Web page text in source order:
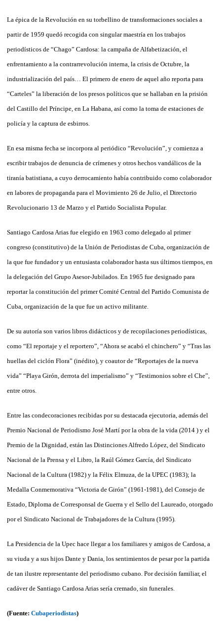
La épica de la Revolución en su torbellino de transformaciones sociales a
partir de 1959 quedó recogida con singular maestría en los trabajos
periodísticos de “Chago” Cardosa: la campaña de Alfabetización, el
enfrentamiento a la contrarrevolución interna, la crisis de Octubre, la
industrialización del país… El primero de enero de aquel año reporta para
“Carteles” la liberación de los presos políticos que se hallaban en la prisión
del Castillo del Príncipe, en La Habana, así como la toma de estaciones de
policía y la captura de esbirros.
En esa misma fecha se incorpora al periódico “Revolución”, y comienza a
escribir trabajos de denuncia de crímenes y otros hechos vandálicos de la
tiranía batistiana, a cuyo derrocamiento había contribuido como colaborador
en labores de propaganda para el Movimiento 26 de Julio, el Directorio
Revolucionario 13 de Marzo y el Partido Socialista Popular.
Santiago Cardosa Arias fue elegido en 1963 como delegado al primer
congreso (constitutivo) de la Unión de Periodistas de Cuba, organización de
la que fue fundador y un entusiasta colaborador hasta sus últimos tiempos, en
la delegación del Grupo Asesor-Jubilados. En 1965 fue designado para
reportar la constitución del primer Comité Central del Partido Comunista de
Cuba, organización de la que fue un activo militante.
De su autoría son varios libros didácticos y de recopilaciones periodísticas,
como “El reportaje y el reportero”, “Ahora se acabó el chinchero” y “Tras las
huellas del ciclón Flora” (inédito), y coautor de “Reportajes de la nueva
vida” “Playa Girón, derrota del imperialismo” y “Testimonios sobre el Che”,
entre otros.
Entre las condecoraciones recibidas por su destacada ejecutoria, además del
Premio Nacional de Periodismo José Martí por la obra de la vida (2014 ) y el
Premio de la Dignidad, están las Distinciones Alfredo López, del Sindicato
Nacional de la Prensa y el Libro, la Raúl Gómez García, del Sindicato
Nacional de la Cultura (1982) y la Félix Elmuza, de la UPEC (1983); la
Medalla Conmemorativa “Victoria de Girón” (1961-1981), del Consejo de
Estado, Diploma de Corresponsal de Guerra y el Sello del Laureado, otorgado
por el Sindicato Nacional de Trabajadores de la Cultura (1995).
La Presidencia de la Upec hace llegar a los familiares y amigos de Cardosa, a
su viuda y a sus hijos Dante y Dania, los sentimientos de pesar por la partida
de tan ilustre representante del periodismo cubano. Por decisión familiar, el
cadáver de Santiago Cardosa Arias sería cremado, sin funerales.
(Fuente: Cubaperiodistas)